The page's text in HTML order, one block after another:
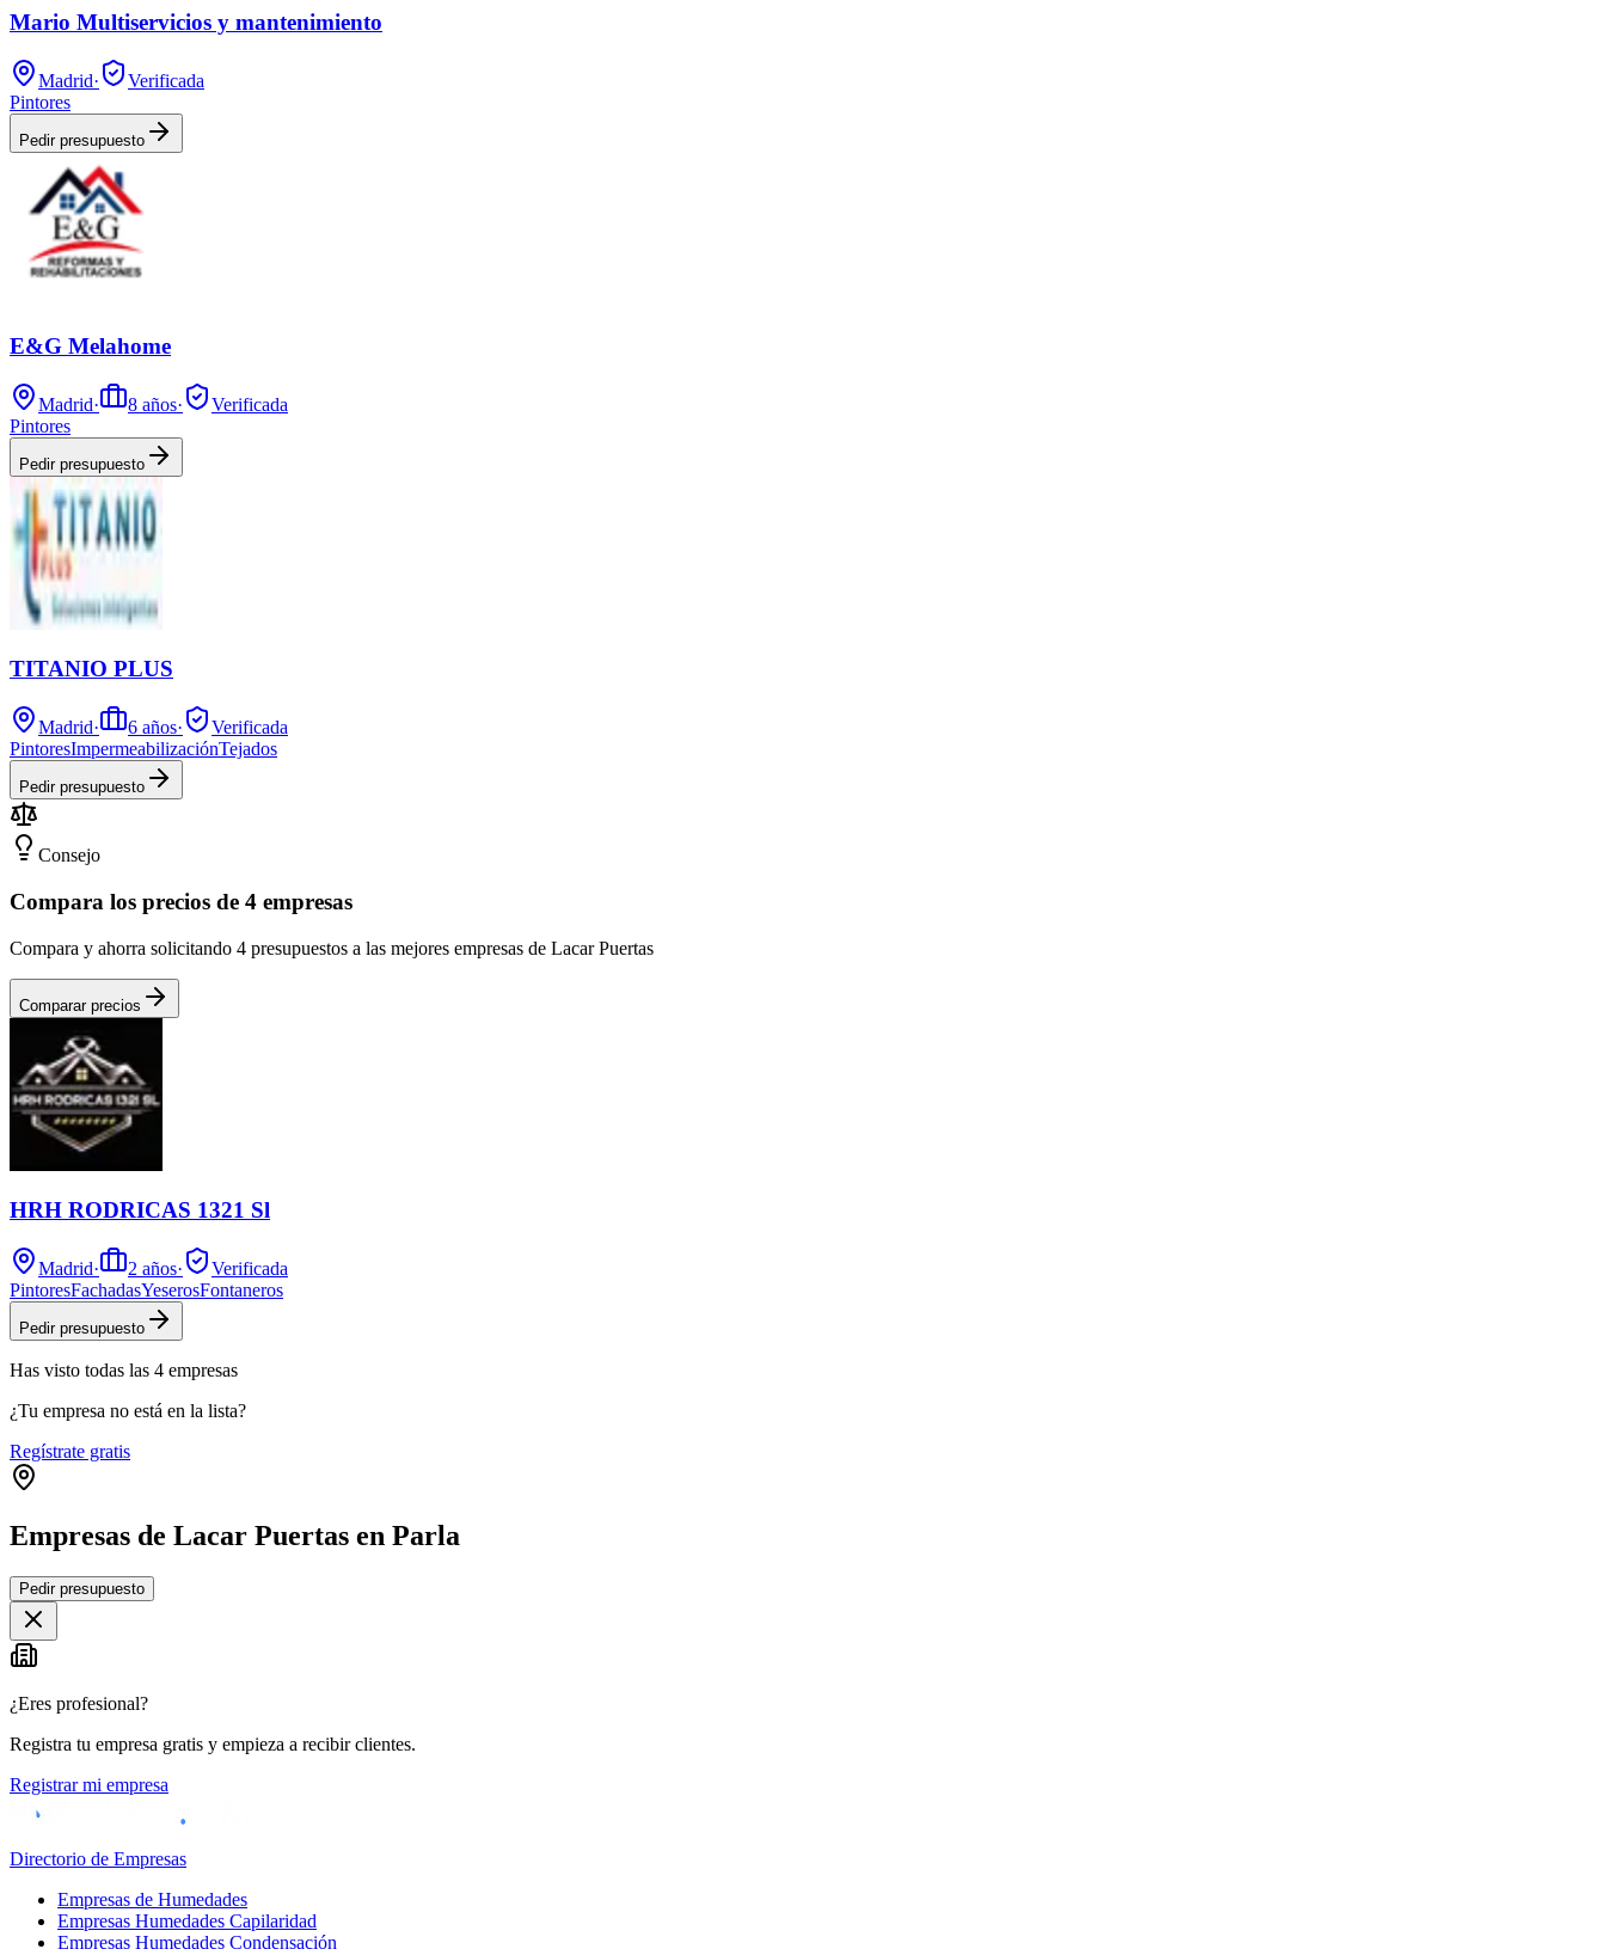
Mario Multiservicios y mantenimiento
Madrid·
Verificada
Pintores
Pedir presupuesto
E&G Melahome
Madrid· 8 años·
Verificada
Pintores
Pedir presupuesto
TITANIO PLUS
Madrid· 6 años·
Verificada
PintoresImpermeabilizaciónTejados
Pedir presupuesto
Consejo
Compara los precios de 4 empresas
Compara y ahorra solicitando 4 presupuestos a las mejores empresas de Lacar Puertas
Comparar precios
HRH RODRICAS 1321 Sl
Madrid· 2 años·
Verificada
PintoresFachadasYeserosFontaneros
Pedir presupuesto
Has visto todas las 4 empresas
¿Tu empresa no está en la lista?
Regístrate gratis
Empresas de Lacar Puertas en Parla
+
−
Pedir presupuesto
¿Eres profesional?
Registra tu empresa gratis y empieza a recibir clientes.
Registrar mi empresa
Directorio de Empresas
Empresas de Humedades
Empresas Humedades Capilaridad
Empresas Humedades Condensación